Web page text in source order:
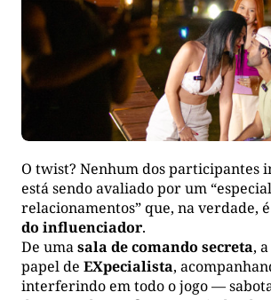
O twist? Nenhum dos participantes
está sendo avaliado por um
relacionamentos” que, na verdade, é
do influenciador.
De umasala de comando secreta,
papel de EXpecialista,
interferindo em todo o jogo —